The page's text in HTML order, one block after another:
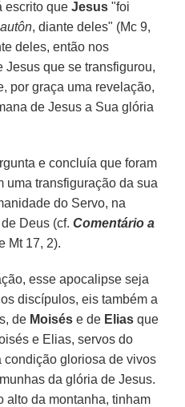
escrito queJesus "foi
, diante deles" (Mc 9,
deles, então nos
Jesus que se transfigurou,
por graça uma revelação,
de Jesus a Sua glória
e concluía que foram
uma transfiguração da sua
do Servo, na
de Deus (cf.Comentário a
Mt 17, 2).
esse apocalipse seja
discípulos, eis também a
de Moisés e de Elias que
e Elias, servos do
condição gloriosa de vivos
da glória de Jesus.
alto da montanha, tinham